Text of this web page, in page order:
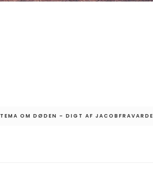
TEMA OM DØDEN – DIGT AF JACOBFRAVARDE